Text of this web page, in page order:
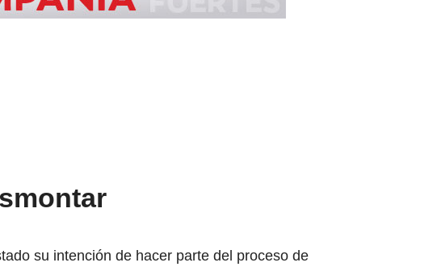
su intención de hacer parte del proceso de